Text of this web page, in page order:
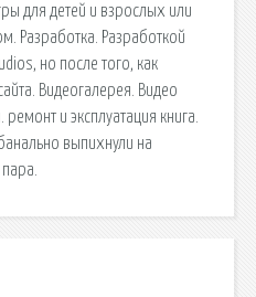
для детей и взрослых или
Разработка. Разработкой
но после того, как
Видеогалерея. Видео
и эксплуатация книга.
выпихнули на